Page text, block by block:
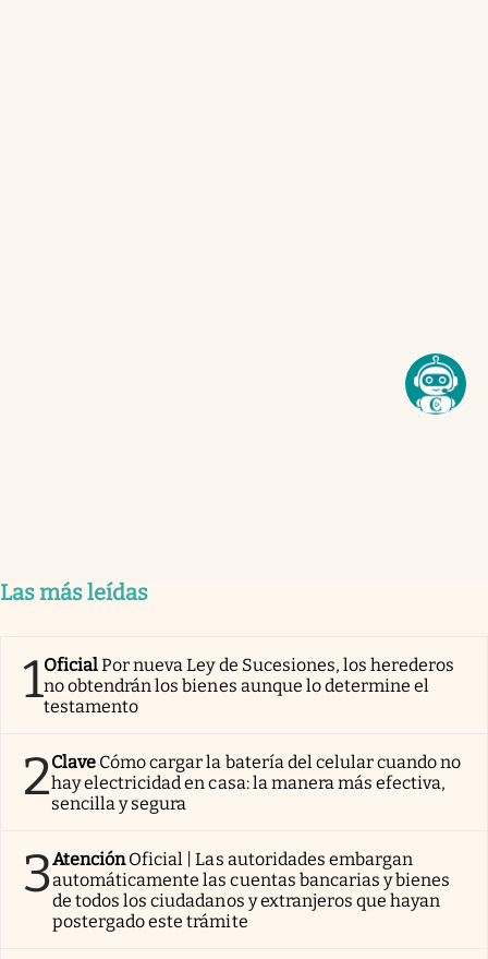
Las más leídas
1OficialPor nueva Ley de Sucesiones, los herederos
no obtendrán los bienes aunque lo determine el
testamento
2Clave Cómo cargar la batería del celular cuando no
hay electricidad en casa: la manera más efectiva,
sencilla y segura
3AtenciónOficial | Las autoridades embargan
automáticamente las cuentas bancarias y bienes
de todos los ciudadanos y extranjeros que hayan
postergado este trámite